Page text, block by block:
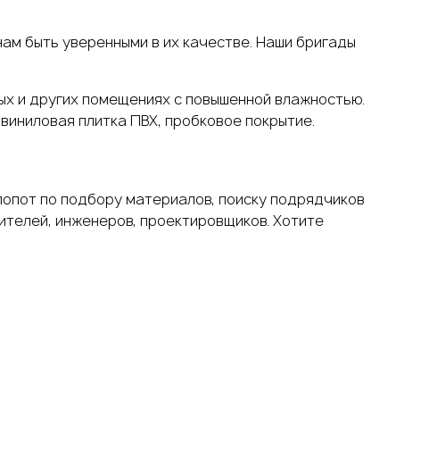
быть уверенными в их качестве. Наши бригады
и других помещениях с повышенной влажностью.
плитка ПВХ, пробковое покрытие.
по подбору материалов, поиску подрядчиков
инженеров, проектировщиков. Хотите